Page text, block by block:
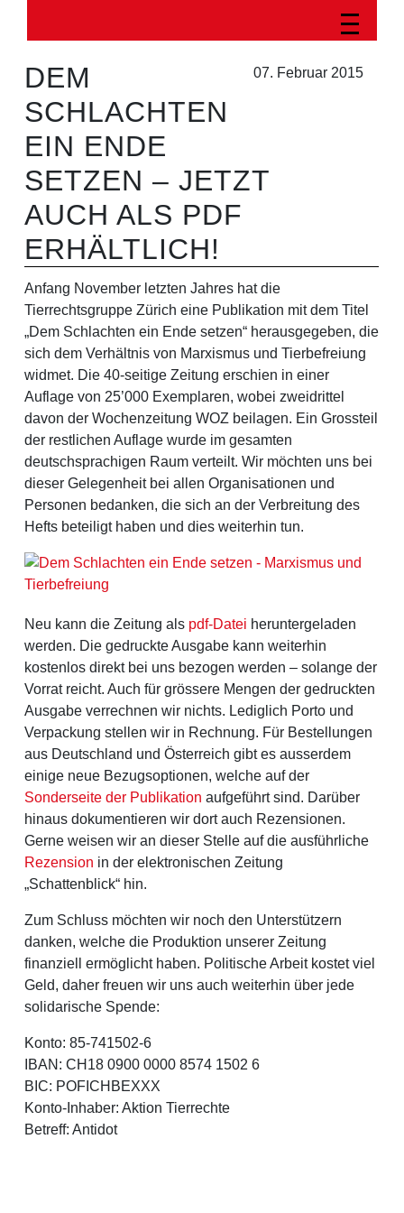
07. Februar 2015
DEM
SCHLACHTEN
EIN ENDE
SETZEN – JETZT
AUCH ALS PDF
ERHÄLTLICH!
Anfang November letzten Jahres hat die
Tierrechtsgruppe Zürich eine Publikation mit dem Titel
„Dem Schlachten ein Ende setzen“ herausgegeben, die
sich dem Verhältnis von Marxismus und Tierbefreiung
widmet. Die 40-seitige Zeitung erschien in einer
Auflage von 25’000 Exemplaren, wobei zweidrittel
davon der Wochenzeitung WOZ beilagen. Ein Grossteil
der restlichen Auflage wurde im gesamten
deutschsprachigen Raum verteilt. Wir möchten uns bei
dieser Gelegenheit bei allen Organisationen und
Personen bedanken, die sich an der Verbreitung des
Hefts beteiligt haben und dies weiterhin tun.
Neu kann die Zeitung als pdf-Datei heruntergeladen
werden. Die gedruckte Ausgabe kann weiterhin
kostenlos direkt bei uns bezogen werden – solange der
Vorrat reicht. Auch für grössere Mengen der gedruckten
Ausgabe verrechnen wir nichts. Lediglich Porto und
Verpackung stellen wir in Rechnung. Für Bestellungen
aus Deutschland und Österreich gibt es ausserdem
einige neue Bezugsoptionen, welche auf der
Sonderseite der Publikation aufgeführt sind. Darüber
hinaus dokumentieren wir dort auch Rezensionen.
Gerne weisen wir an dieser Stelle auf die ausführliche
Rezension in der elektronischen Zeitung
„Schattenblick“ hin.
Zum Schluss möchten wir noch den Unterstützern
danken, welche die Produktion unserer Zeitung
finanziell ermöglicht haben. Politische Arbeit kostet viel
Geld, daher freuen wir uns auch weiterhin über jede
solidarische Spende:
Konto: 85-741502-6
IBAN: CH18 0900 0000 8574 1502 6
BIC: POFICHBEXXX
Konto-Inhaber: Aktion Tierrechte
Betreff: Antidot